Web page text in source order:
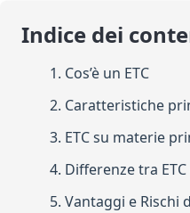
Indice dei
1. Cos’è un ETC
2. Caratteristiche
3. ETC su materie
4. Differenze tra ETC
5. Vantaggi e Rischi